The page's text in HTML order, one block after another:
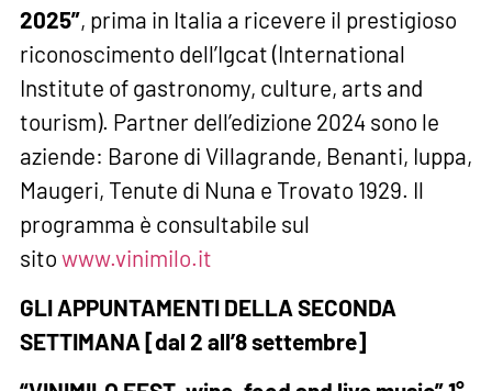
2025”, prima in Italia a ricevere il prestigioso
riconoscimento dell’Igcat (International
Institute of gastronomy, culture, arts and
tourism). Partner dell’edizione 2024 sono le
aziende: Barone di Villagrande, Benanti, Iuppa,
Maugeri, Tenute di Nuna e Trovato 1929. Il
programma è consultabile sul
sito www.vinimilo.it
GLI APPUNTAMENTI DELLA SECONDA
SETTIMANA [dal 2 all’8 settembre]